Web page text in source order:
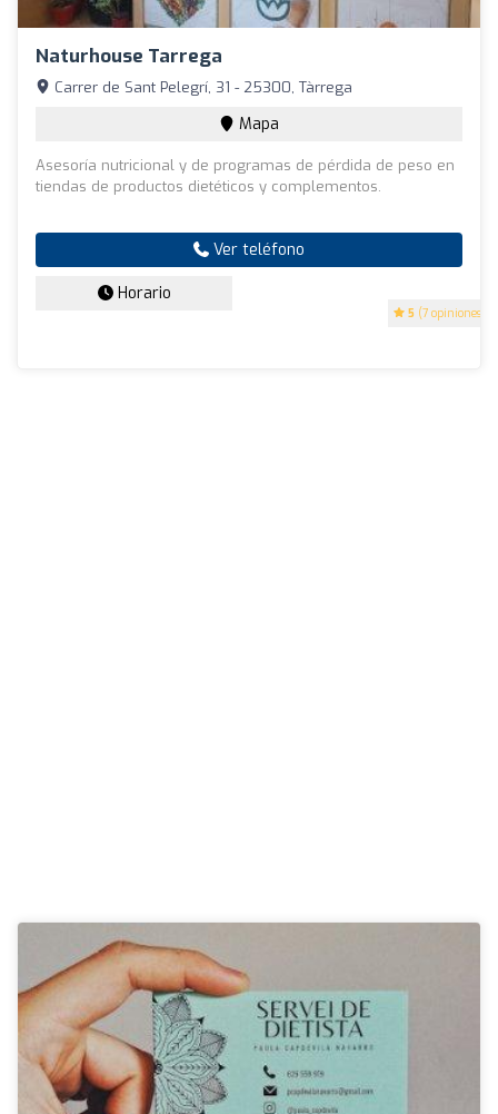
Naturhouse Tarrega
5 (7 opiniones)
Carrer de Sant Pelegrí, 31 - 25300, Tàrrega
Mapa
Asesoría nutricional y de programas de pérdida de peso en
tiendas de productos dietéticos y complementos.
Ver teléfono
Horario